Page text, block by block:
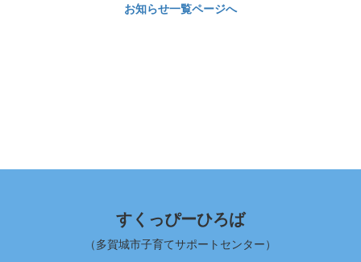
お知らせ一覧ページへ
すくっぴーひろば
（多賀城市子育てサポートセンター）